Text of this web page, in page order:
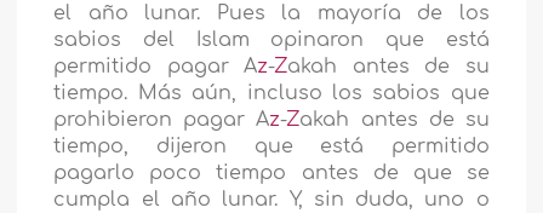
el año lunar. Pues la mayoría de los
sabios del Islam opinaron que está
permitido pagar Az-Zakah antes de su
tiempo. Más aún, incluso los sabios que
prohibieron pagar Az-Zakah antes de su
tiempo, dijeron que está permitido
pagarlo poco tiempo antes de que se
cumpla el año lunar. Y, sin duda, uno o